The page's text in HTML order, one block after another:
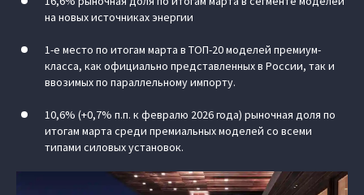
на новых источниках энергии
1-е место по итогам марта в ТОП-20 моделей премиум-
класса, как официально представленных в России, так и
ввозимых по параллельному импорту.
10,6% (+0,7% п.п. к февралю 2026 года) рыночная доля по
итогам марта среди премиальных моделей со всеми
типами силовых установок.